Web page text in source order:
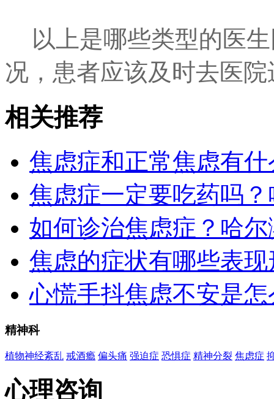
以上是哪些类型的医生
况，患者应该及时去医
相关推荐
焦虑症和正常焦虑有
焦虑症一定要吃药吗
如何诊治焦虑症？哈
焦虑的症状有哪些表
心慌手抖焦虑不安是
精神科
植物神经紊乱 戒酒瘾 偏头痛 强迫症 恐惧症 精神分裂 焦虑症
心理咨询